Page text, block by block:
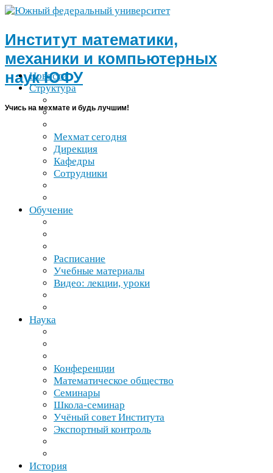
Институт математики,
механики и компьютерных
наукЮФУ
Учись на мехмате и будь лучшим!
Новости
Структура
Мехмат сегодня
Дирекция
Кафедры
Сотрудники
Обучение
Расписание
Учебные материалы
Видео: лекции, уроки
Наука
Конференции
Математическое общество
Семинары
Школа-​семинар
Учёный совет Института
Экспортный контроль
История